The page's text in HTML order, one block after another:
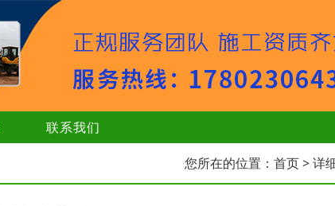
联系我们
您所在的位置： 首页> 详